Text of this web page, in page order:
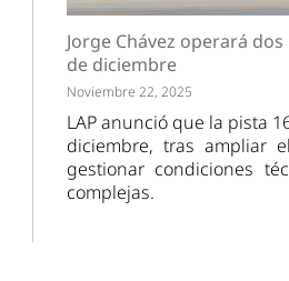
Jorge Chávez operará
de diciembre
Noviembre 22, 2025
LAP anunció que la pista
diciembre, tras ampliar
gestionar condiciones
complejas.